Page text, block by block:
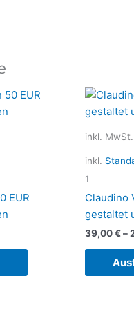
EUR
Dieses
Die
Produktseite
inkl. MwSt.
inkl.
1
Claudino
gestaltet
39,00€–